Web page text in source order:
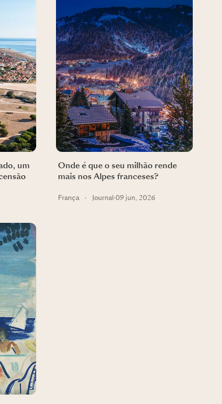
um
Onde é que o seu milhão rende
mais nos Alpes franceses?
França · Journal ·09 jun, 2026